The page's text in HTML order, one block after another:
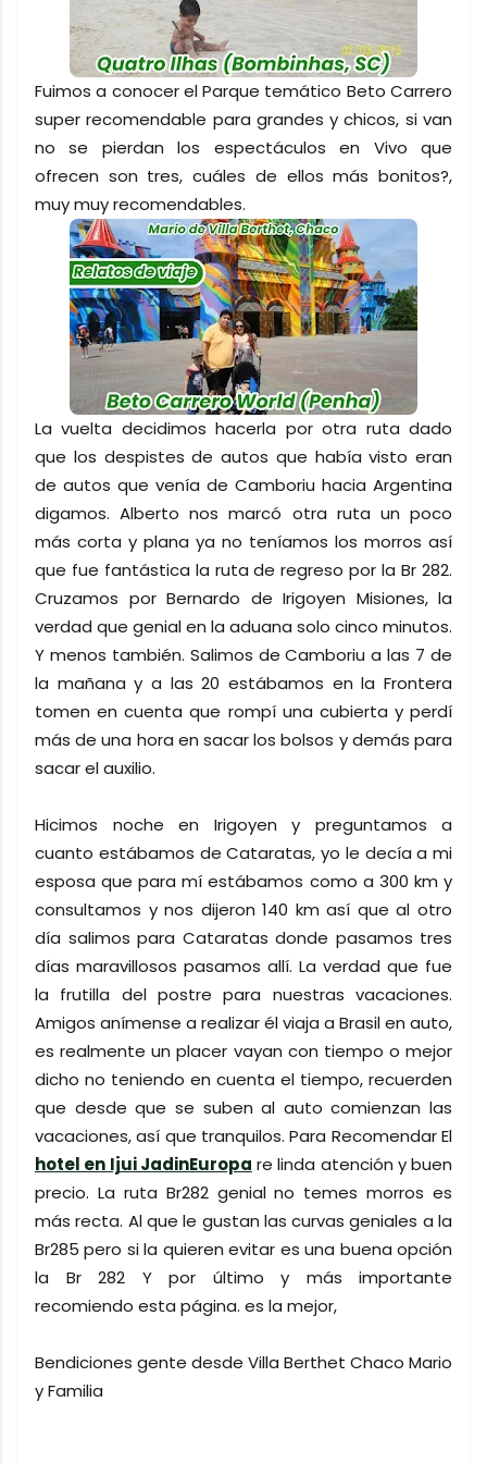
Fuimos a conocer el Parque temático Beto Carrero
super recomendable para grandes y chicos, si van
no se pierdan los espectáculos en Vivo que
ofrecen son tres, cuáles de ellos más bonitos?,
muy muy recomendables.
La vuelta decidimos hacerla por otra ruta dado
que los despistes de autos que había visto eran
de autos que venía de Camboriu hacia Argentina
digamos. Alberto nos marcó otra ruta un poco
más corta y plana ya no teníamos los morros así
que fue fantástica la ruta de regreso por la Br 282.
Cruzamos por Bernardo de Irigoyen Misiones, la
verdad que genial en la aduana solo cinco minutos.
Y menos también. Salimos de Camboriu a las 7 de
la mañana y a las 20 estábamos en la Frontera
tomen en cuenta que rompí una cubierta y perdí
más de una hora en sacar los bolsos y demás para
sacar el auxilio.
Hicimos noche en Irigoyen y preguntamos a
cuanto estábamos de Cataratas, yo le decía a mi
esposa que para mí estábamos como a 300 km y
consultamos y nos dijeron 140 km así que al otro
día salimos para Cataratas donde pasamos tres
días maravillosos pasamos allí. La verdad que fue
la frutilla del postre para nuestras vacaciones.
Amigos anímense a realizar él viaja a Brasil en auto,
es realmente un placer vayan con tiempo o mejor
dicho no teniendo en cuenta el tiempo, recuerden
que desde que se suben al auto comienzan las
vacaciones, así que tranquilos. Para Recomendar El
hotel en Ijui JadinEuropa re linda atención y buen
precio. La ruta Br282 genial no temes morros es
más recta. Al que le gustan las curvas geniales a la
Br285 pero si la quieren evitar es una buena opción
la Br 282 Y por último y más importante
recomiendo esta página. es la mejor,
Bendiciones gente desde Villa Berthet Chaco Mario
y Familia